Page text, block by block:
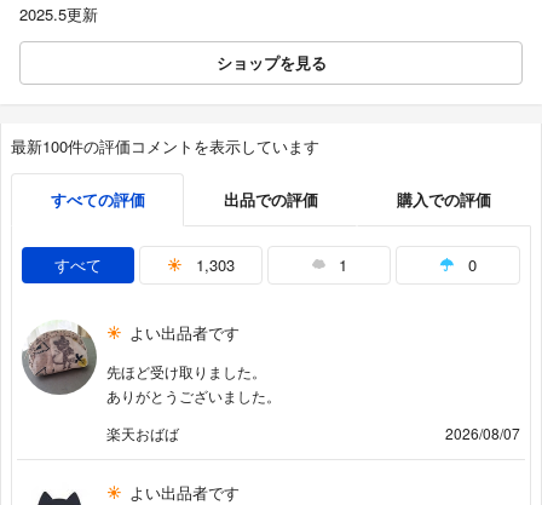
2025.5更新
ショップを見る
最新100件の評価コメントを表示しています
すべての評価 出品での評価 購入での評価
すべて 1,303 1 0
よい出品者です
先ほど受け取りました。
ありがとうございました。
楽天おばば
2026/08/07
よい出品者です